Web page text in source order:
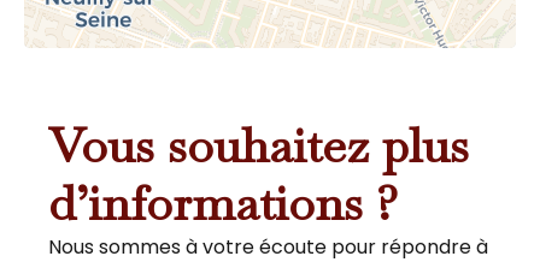
Vous souhaitez plus
d’informations ?
Nous sommes à votre écoute pour répondre à